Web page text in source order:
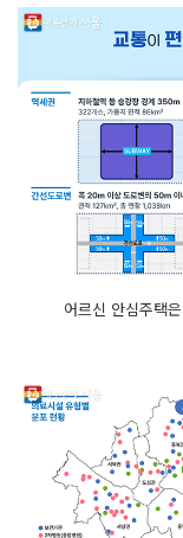
어르신 안심주택